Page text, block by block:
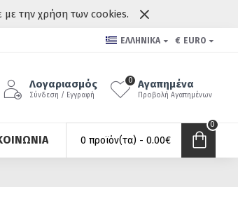
με την χρήση των cookies.
ΕΛΛΗΝΙΚΆ € EURO
Λογαριασμός
Σύνδεση / Εγγραφή
Αγαπημένα
Προβολή Αγαπημένων
0
0 προϊόν(τα) - 0.00€
0